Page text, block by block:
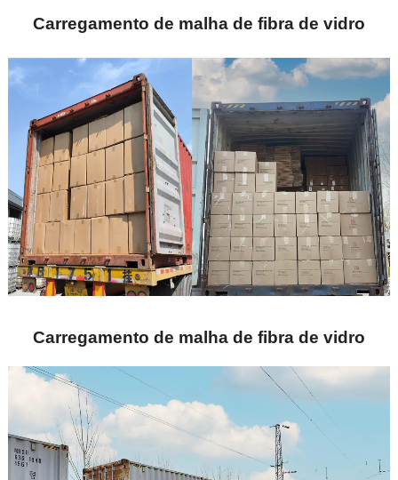
Carregamento de malha de fibra de vidro
Carregamento de malha de fibra de vidro